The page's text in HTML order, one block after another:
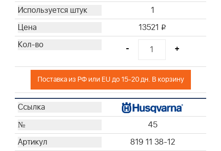
1
13521 i
- +
Поставка из РФ или EU до 15-20 дн. В корзину
45
819 11 38-12